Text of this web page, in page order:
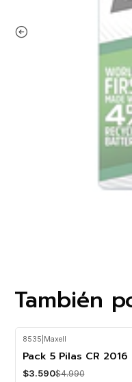
También
-28%OFF
8535 Maxell
Pack 5 Pilas CR
$3.590$4.990